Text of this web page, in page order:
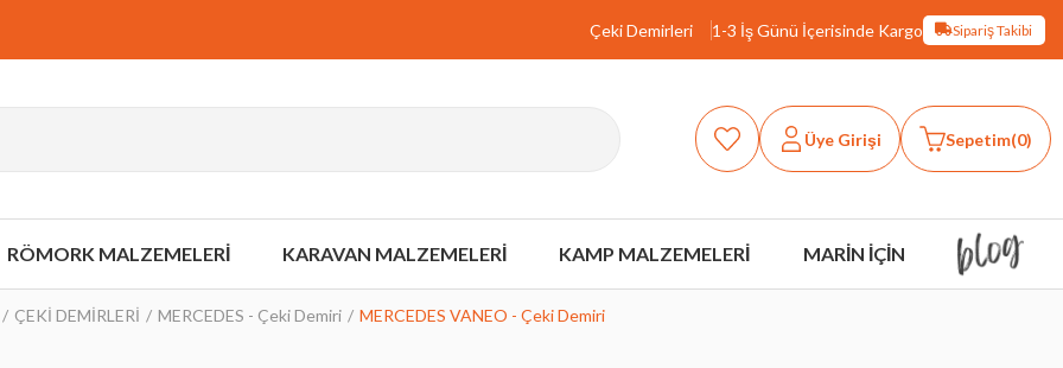
Çeki Demirleri 1-3 İş Günü İçerisinde Kargo Sipariş Takibi
Üye Girişi Sepetim 0
RÖMORK MALZEMELERİ KARAVAN MALZEMELERİ KAMP MALZEMELERİ MARİN İÇİN
ÇEKİ DEMİRLERİ MERCEDES - Çeki Demiri MERCEDES VANEO - Çeki Demiri